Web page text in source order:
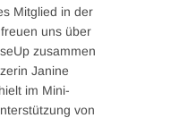
Mitglied in der
uns über
zusammen
Janine
im Mini-
von